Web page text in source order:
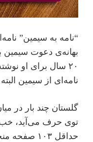
“نامه به سیمین”
بهانه‌ی دعوت سیمین
۲۰ سال برای او
نامه‌ای از سیمین البته با ۶ ماه
گلستان چند بار در
توی حرف می‌آید، خب
حداقل ۱۰۳